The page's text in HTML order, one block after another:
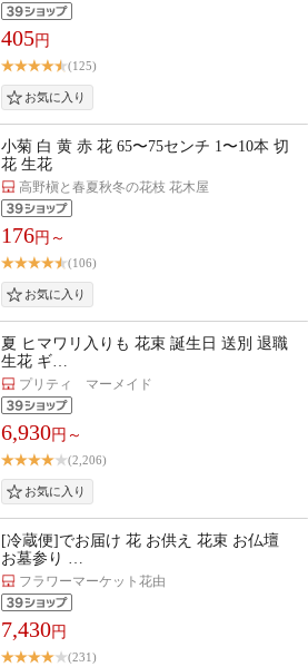
405円
(125)
小菊 白 黄 赤 花 65〜75センチ 1〜10本 切
花 生花
高野槇と春夏秋冬の花枝 花木屋
176円～
(106)
夏 ヒマワリ入りも 花束 誕生日 送別 退職
生花 ギ…
プリティ マーメイド
6,930円～
(2,206)
[冷蔵便]でお届け 花 お供え 花束 お仏壇
お墓参り …
フラワーマーケット花由
7,430円
(231)